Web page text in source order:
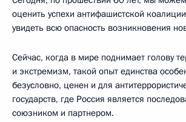
оценить успехи антифашистской
увидеть всю опасность возникновения
Сейчас, когда в мире поднимает голову
и экстремизм, такой опыт единства
безусловно, ценен и для
государств, где Россия является
союзником и партнером.